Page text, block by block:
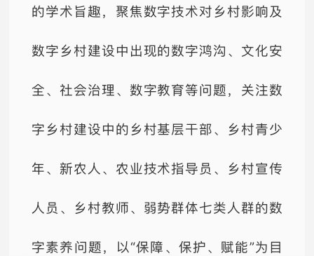
的学术旨趣，聚焦数字技术对乡村影响及
数字乡村建设中出现的数字鸿沟、文化安
全、社会治理、数字教育等问题，关注数
字乡村建设中的乡村基层干部、乡村青少
年、新农人、农业技术指导员、乡村宣传
人员、乡村教师、弱势群体七类人群的数
字素养问题，以“保障、保护、赋能”为目